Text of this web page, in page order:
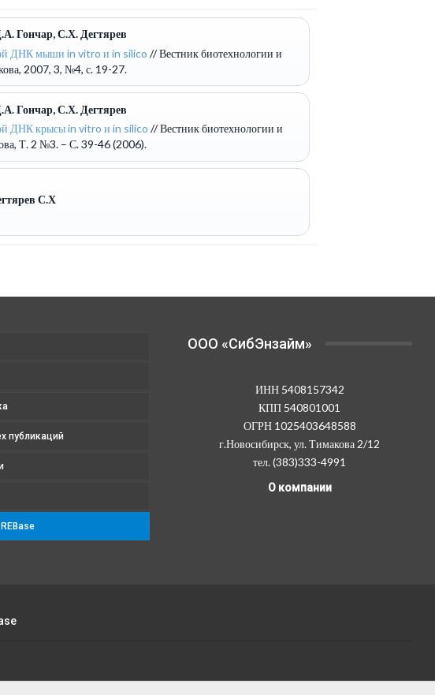
Гончар, С.Х. Дегтярев
ДНК мыши in vitro и in silico // Вестник биотехнологии и
2007, 3, №4, с. 19-27.
Гончар, С.Х. Дегтярев
ДНК крысы in vitro и in silico // Вестник биотехнологии и
Т. 2 №3. – С. 39-46 (2006).
С.Х
публикаций
OOO «СибЭнзайм»
ИНН 5408157342
КПП 540801001
ОГРН 1025403648588
г.Новосибирск, ул. Тимакова 2/12
тел. (383)333-4991
О компании